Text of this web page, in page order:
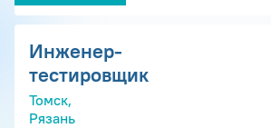
Инженер-
тестировщик
Томск,
Рязань